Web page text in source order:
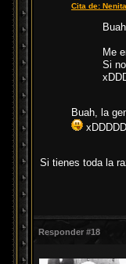
Cita de:
Me
Si
Buah, la
Si tienes toda la
Responder #18